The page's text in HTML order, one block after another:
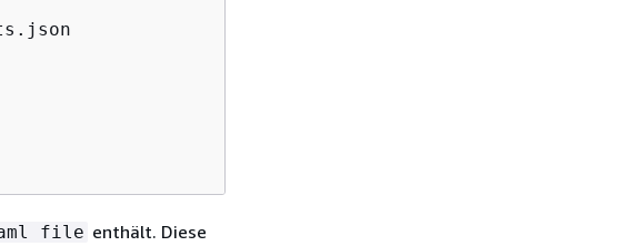
file enthält. Diese